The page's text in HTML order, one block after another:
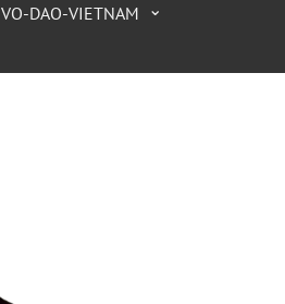
VO-DAO-VIETNAM